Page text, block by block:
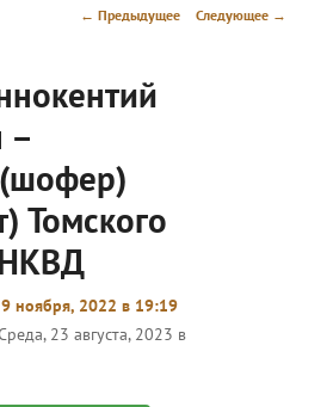
Навигация
← Предыдущее Следующее →
–
Томского
НКВД
ноября, 2022 в 19:19
23 августа, 2023 в